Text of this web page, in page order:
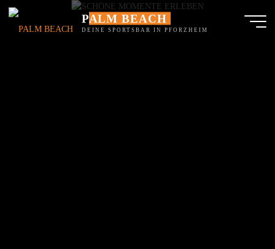
Skip
content
PALM BEACH
DEINE SPORTSBAR IN PFORZHEIM